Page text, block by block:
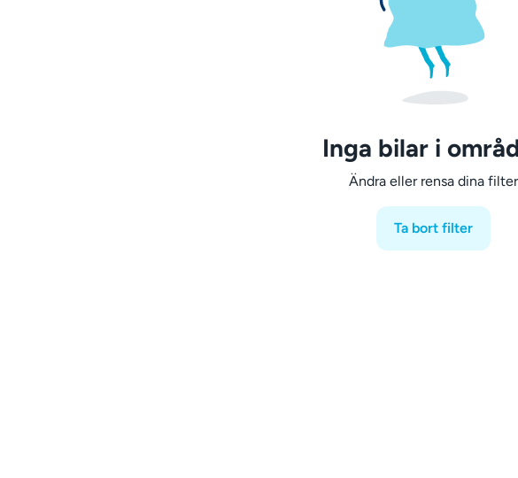
Inga bilar i
Ändra eller rensa dina filter
Ta bort filter